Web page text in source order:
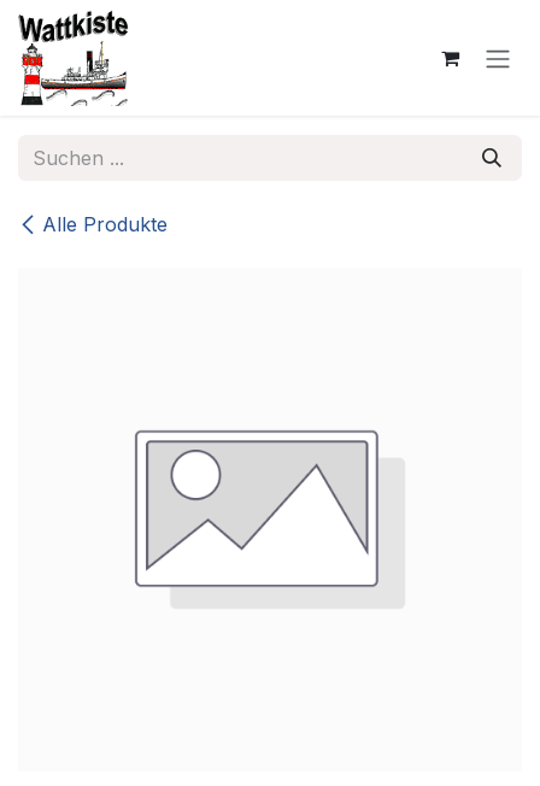
Zum Inhalt springen
Alle Produkte